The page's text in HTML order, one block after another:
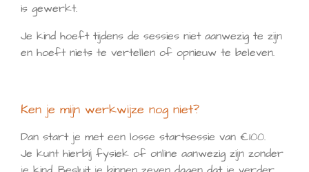
is gewerkt.
Je kind hoeft tijdens de sessies niet aanwezig te zijn
en hoeft niets te vertellen of opnieuw te beleven.
Ken je mijn werkwijze nog niet?
Dan start je met een losse startsessie van €100.
Je kunt hierbij fysiek of online aanwezig zijn zonder